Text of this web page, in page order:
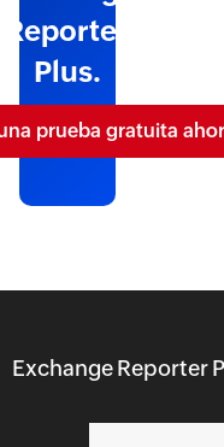
Reporter
Plus.
prueba gratuita
Exchange Reporter